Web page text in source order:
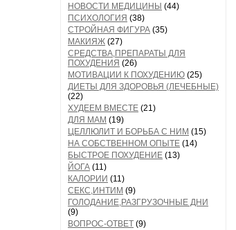
НОВОСТИ МЕДИЦИНЫ (44)
ПСИХОЛОГИЯ (38)
СТРОЙНАЯ ФИГУРА (35)
МАКИЯЖ (27)
СРЕДСТВА,ПРЕПАРАТЫ ДЛЯ
ПОХУДЕНИЯ (26)
МОТИВАЦИИ К ПОХУДЕНИЮ (25)
ДИЕТЫ ДЛЯ ЗДОРОВЬЯ (ЛЕЧЕБНЫЕ)
(22)
ХУДЕЕМ ВМЕСТЕ (21)
ДЛЯ МАМ (19)
ЦЕЛЛЮЛИТ И БОРЬБА С НИМ (15)
НА СОБСТВЕННОМ ОПЫТЕ (14)
БЫСТРОЕ ПОХУДЕНИЕ (13)
ЙОГА (11)
КАЛОРИИ (11)
СЕКС,ИНТИМ (9)
ГОЛОДАНИЕ,РАЗГРУЗОЧНЫЕ ДНИ
(9)
ВОПРОС-ОТВЕТ (9)